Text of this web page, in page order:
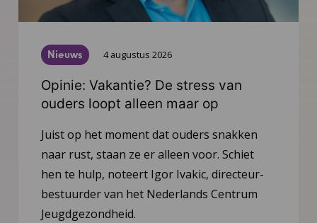
Nieuws 4 augustus 2026
Opinie: Vakantie? De stress van
ouders loopt alleen maar op
Juist op het moment dat ouders snakken
naar rust, staan ze er alleen voor. Schiet
hen te hulp, noteert Igor Ivakic, directeur-
bestuurder van het Nederlands Centrum
Jeugdgezondheid.